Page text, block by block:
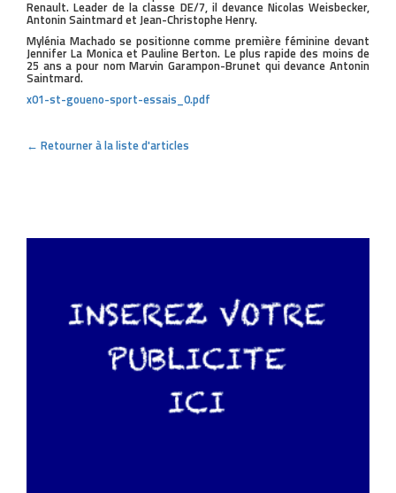
Renault. Leader de la classe DE/7, il devance Nicolas Weisbecker,
Antonin Saintmard et Jean-Christophe Henry.
Mylénia Machado se positionne comme première féminine devant
Jennifer La Monica et Pauline Berton. Le plus rapide des moins de
25 ans a pour nom Marvin Garampon-Brunet qui devance Antonin
Saintmard.
x01-st-goueno-sport-essais_0.pdf
← Retourner à la liste d'articles